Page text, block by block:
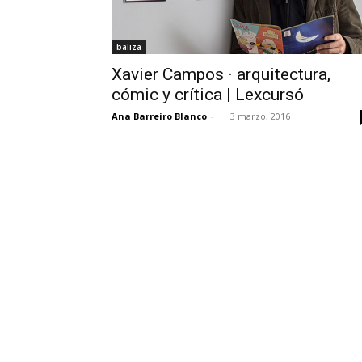
baliza
Xavier Campos · arquitectura,
cómic y crítica | Lexcursó
Ana Barreiro Blanco - 3 marzo, 2016